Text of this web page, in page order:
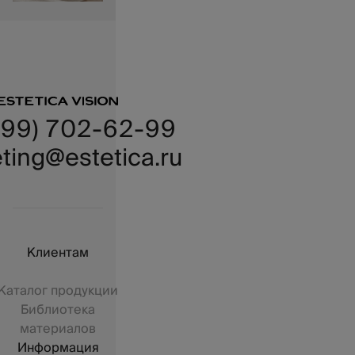
702-62-99
Клиентам
продукции
Библиотека
материалов
Информация